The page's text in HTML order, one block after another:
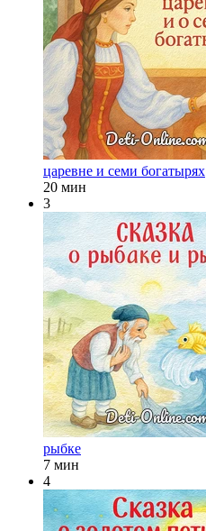
царевне и семи богатырях
20 мин
3
рыбке
7 мин
4